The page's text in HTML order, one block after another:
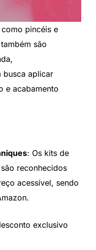
pincéis e
são
busca aplicar
e acabamento
: Os kits de
reconhecidos
acessível, sendo
exclusivo